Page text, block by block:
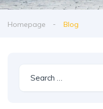
Homepage Blog